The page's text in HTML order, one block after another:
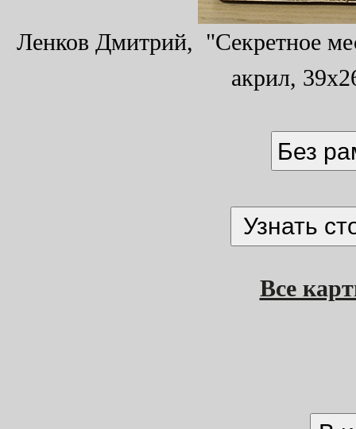
Ленков Дмитрий, "Секретное
акрил,
Без
Все